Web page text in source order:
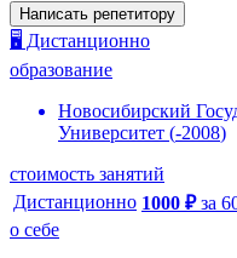
Написать репетитору
🖥️ Дистанционно
образование
Новосибирский
Университет (-2008)
стоимость занятий
Дистанционно 1000 ₽ за
о себе